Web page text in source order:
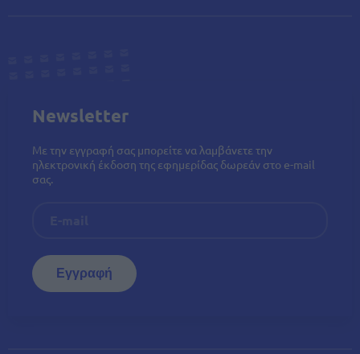
Newsletter
Με την εγγραφή σας μπορείτε να λαμβάνετε την
ηλεκτρονική έκδοση της εφημερίδας δωρεάν στο e-mail
σας.